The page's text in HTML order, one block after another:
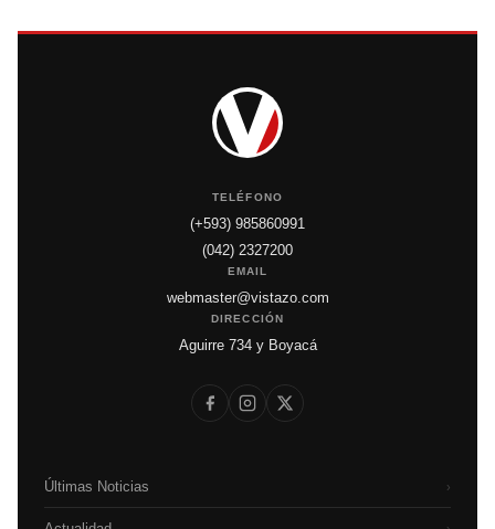
TELÉFONO
(+593) 985860991
(042) 2327200
EMAIL
webmaster@vistazo.com
DIRECCIÓN
Aguirre 734 y Boyacá
Últimas Noticias ›